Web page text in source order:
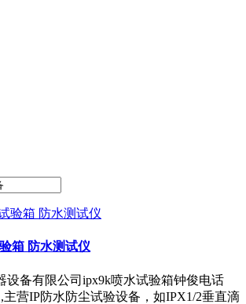
箱 防水测试仪
设备有限公司ipx9k喷水试验箱钟俊电话
主营IP防水防尘试验设备，如IPX1/2垂直滴